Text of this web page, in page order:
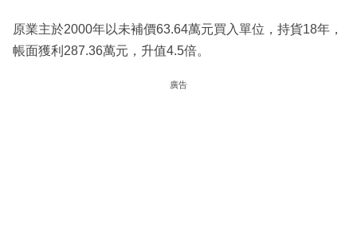
原業主於2000年以未補價63.64萬元買入單位，持貨18年，
帳面獲利287.36萬元，升值4.5倍。
廣告